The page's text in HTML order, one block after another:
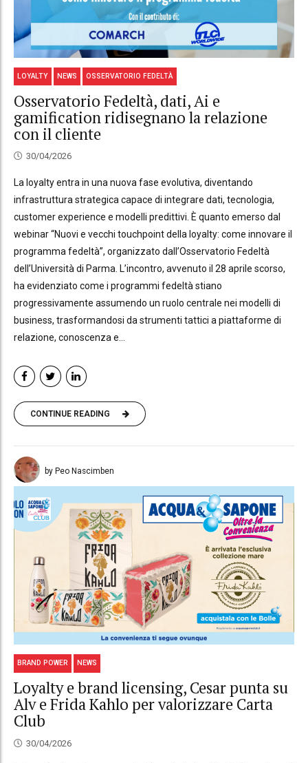
LOYALTY NEWS OSSERVATORIO FEDELTÀ
Osservatorio Fedeltà, dati, Ai e
gamification ridisegnano la relazione
con il cliente
30/04/2026
La loyalty entra in una nuova fase evolutiva, diventando
infrastruttura strategica capace di integrare dati, tecnologia,
customer experience e modelli predittivi. È quanto emerso dal
webinar “Nuovi e vecchi touchpoint della loyalty: come innovare il
programma fedeltà”, organizzato dall’Osservatorio Fedeltà
dell’Università di Parma. L’incontro, avvenuto il 28 aprile scorso,
ha evidenziato come i programmi fedeltà stiano
progressivamente assumendo un ruolo centrale nei modelli di
business, trasformandosi da strumenti tattici a piattaforme di
relazione, conoscenza e...
CONTINUE READING
by Peo Nascimben
BRAND POWER NEWS
Loyalty e brand licensing, Cesar punta su
Alv e Frida Kahlo per valorizzare Carta
Club
30/04/2026